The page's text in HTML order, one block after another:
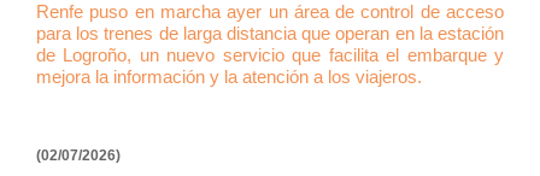
Renfe puso en marcha ayer un área de control de acceso
para los trenes de larga distancia que operan en la estación
de Logroño, un nuevo servicio que facilita el embarque y
mejora la información y la atención a los viajeros.
(02/07/2026)